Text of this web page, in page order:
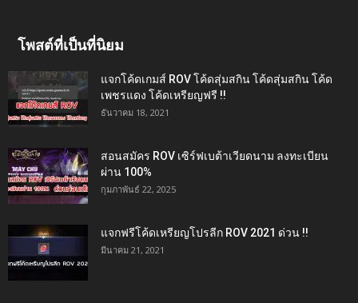
โพสต์ที่เป็นที่นิยม
แจกโค้ดเกมส์ ROV โค้ดสุ่มสกิน โค้ดสุ่มสกิน โค้ด
เพชรแดง โค้ดเหรียญฟรี !!
ธันวาคม 18, 2021
สอนสมัคร ROV เซิร์ฟเบต้าเวียดนาม ลงทะเบียน
ผ่าน 100%
กุมภาพันธ์ 22, 2025
แจกฟรีโค้ดเหรียญโปรลีก ROV 2021 ด่วน !!
มีนาคม 21, 2021